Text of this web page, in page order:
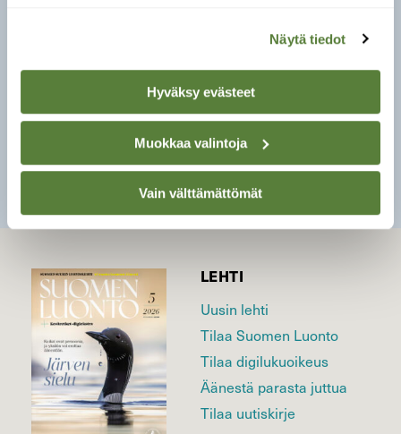
Näytä tiedot
Hyväksy evästeet
Muokkaa valintoja
Vain välttämättömät
Luonnonmetsä- työryhmä (2026):
Kansallispuistoverkoston kehittäminen – 50
vuotta kansallispuistokomitean mietinnöstä -
SULJE
LEHTI
Uusin lehti
Tilaa Suomen Luonto
Tilaa digilukuoikeus
Äänestä parasta juttua
Tilaa uutiskirje